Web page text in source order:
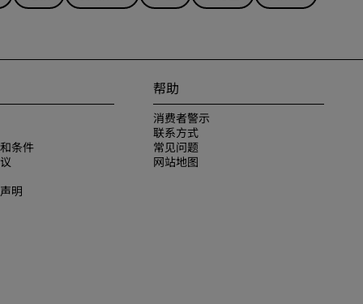
条件
明
帮助
消费者警示
联系方式
常见问题
网站地图